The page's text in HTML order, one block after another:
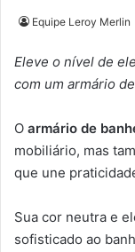
Equipe Leroy Merlin
Eleve o nível de
com um armário
O armário de
mobiliário, mas
que une
Sua cor neutra e
sofisticado ao